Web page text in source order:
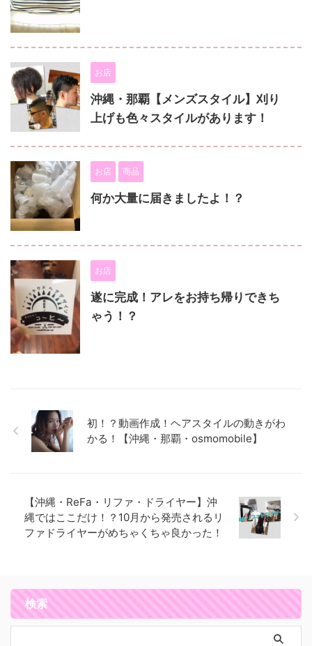
お店
沖縄・那覇【メンズスタイル】刈り
上げも色々スタイルがあります！
お店 商品
何か大量に届きましたよ！？
お店
遂に完成！アレをお持ち帰りできち
ゃう！？
初！？動画作成！ヘアスタイルの動きがわ
かる！【沖縄・那覇・osmomobile】
【沖縄・ReFa・リファ・ドライヤー】沖
縄ではここだけ！？10月から発売されるリ
ファドライヤーがめちゃくちゃ良かった！
検索